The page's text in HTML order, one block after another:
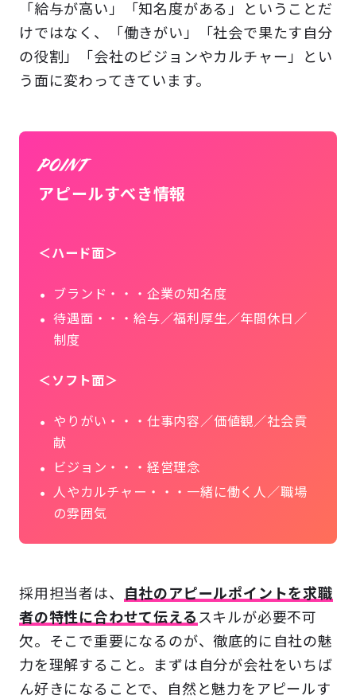
「給与が高い」「知名度がある」ということだ
けではなく、「働きがい」「社会で果たす自分
の役割」「会社のビジョンやカルチャー」とい
う面に変わってきています。
アピールすべき情報
＜ハード面＞
ブランド・・・企業の知名度
待遇面・・・給与／福利厚生／年間休日／
制度
＜ソフト面＞
やりがい・・・仕事内容／価値観／社会貢
献
ビジョン・・・経営理念
人やカルチャー・・・一緒に働く人／職場
の雰囲気
採用担当者は、
自社のアピールポイントを求職
者の特性に合わせて伝える スキルが必要不可
欠。そこで重要になるのが、徹底的に自社の魅
力を理解すること。まずは自分が会社をいちば
ん好きになることで、自然と魅力をアピールす